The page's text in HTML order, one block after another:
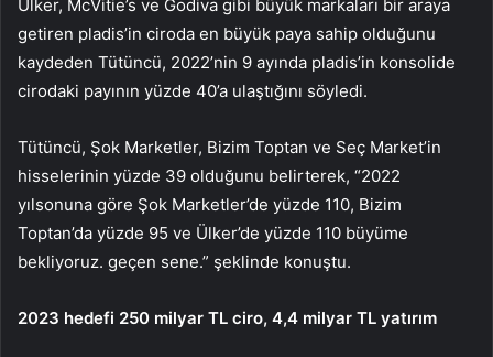
Ülker, McVitie’s ve Godiva gibi büyük markaları bir araya
getiren pladis’in ciroda en büyük paya sahip olduğunu
kaydeden Tütüncü, 2022’nin 9 ayında pladis’in konsolide
cirodaki payının yüzde 40’a ulaştığını söyledi.
Tütüncü, Şok Marketler, Bizim Toptan ve Seç Market’in
hisselerinin yüzde 39 olduğunu belirterek, “2022
yılsonuna göre Şok Marketler’de yüzde 110, Bizim
Toptan’da yüzde 95 ve Ülker’de yüzde 110 büyüme
bekliyoruz. geçen sene.” şeklinde konuştu.
2023 hedefi 250 milyar TL ciro, 4,4 milyar TL yatırım